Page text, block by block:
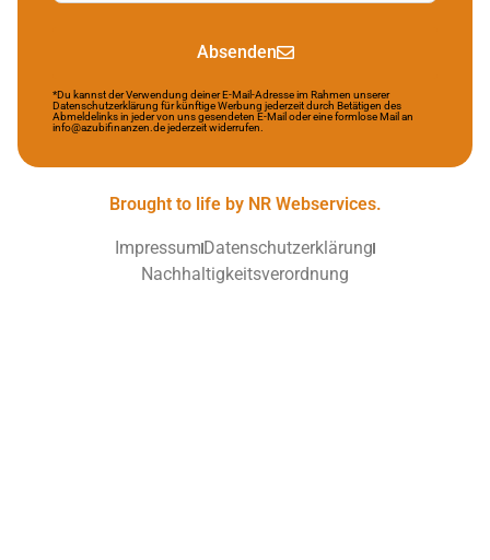
Absenden
*Du kannst der Verwendung deiner E-Mail-Adresse im Rahmen unserer
Datenschutzerklärung für künftige Werbung jederzeit durch Betätigen des
Abmeldelinks in jeder von uns gesendeten E-Mail oder eine formlose Mail an
info@azubifinanzen.de jederzeit widerrufen.
Brought to life by NR Webservices.
Impressum Datenschutzerklärung
Nachhaltigkeitsverordnung